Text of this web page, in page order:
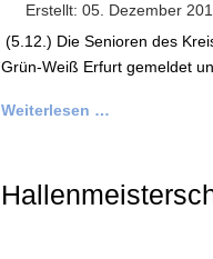
Erstellt: 05. Dezember
(5.12.) Die Senioren des
Grün-Weiß Erfurt gemeldet
Weiterlesen …